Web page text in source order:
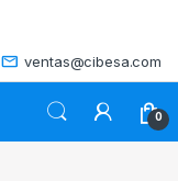
ventas@cibesa.com
0